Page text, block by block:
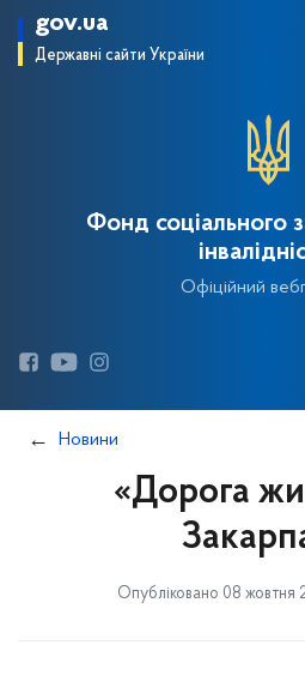
gov.ua
Державні сайти України
Фонд соціального
Офіційний
Новини
«Дорога
Опубліковано 08 жовтня